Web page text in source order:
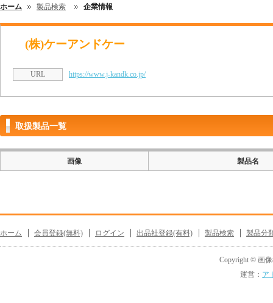
ホーム 製品検索 企業情報
(株)ケーアンドケー
URL https://www.j-kandk.co.jp/
取扱製品一覧
画像 製品名
ホーム 会員登録(無料) ログイン 出品社登録(有料) 製品検索 製品分
Copyright © 画像
運営： ア